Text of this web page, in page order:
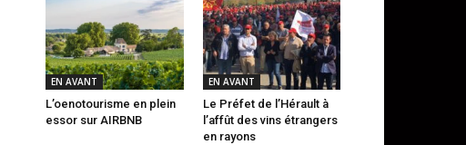
EN AVANT
L’oenotourisme en plein
essor sur AIRBNB
EN AVANT
Le Préfet de l’Hérault à
l’affût des vins étrangers
en rayons